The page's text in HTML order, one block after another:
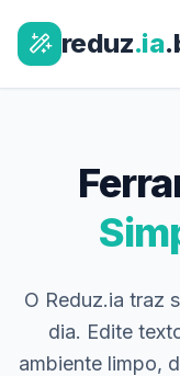
reduz.ia
O Reduz.ia traz
dia. Edite
ambiente limpo,